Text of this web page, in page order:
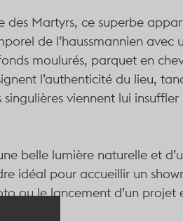
des Martyrs, ce superbe
de l’haussmannien avec
moulurés, parquet en
l’authenticité du lieu,
viennent lui
belle lumière naturelle et
idéal pour accueillir un
ou le lancement d’un projet